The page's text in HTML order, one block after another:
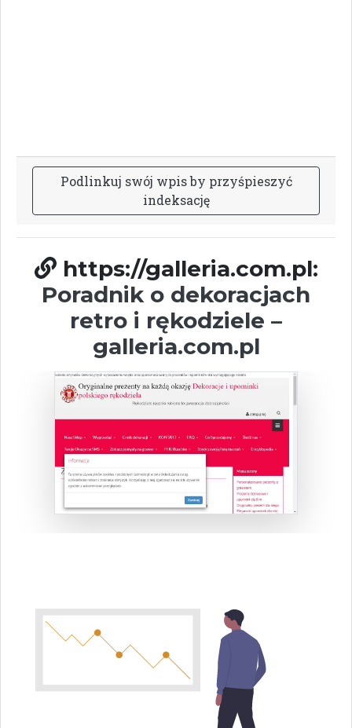
Podlinkuj swój wpisby przyśpieszyć
indeksację
https://galleria.com.pl:
Poradnik o dekoracjach
retro i rękodziele –
galleria.com.pl